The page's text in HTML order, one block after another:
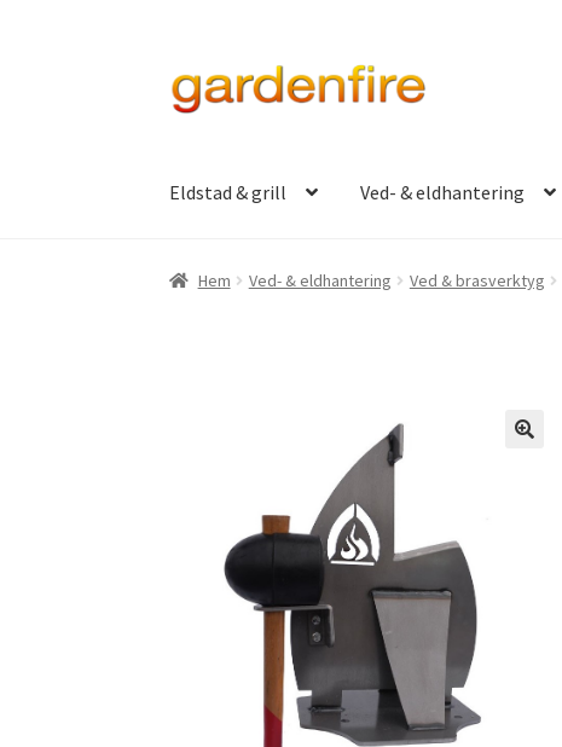
till
till
Eldstad & grill Ved- & eldhantering
Hem Ved- & eldhantering Ved & brasverktyg